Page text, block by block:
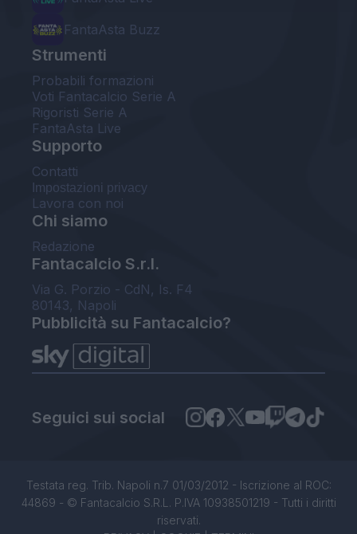
FantaAsta Buzz
Strumenti
Probabili formazioni
Voti Fantacalcio Serie A
Rigoristi Serie A
FantaAsta Live
Supporto
Contatti
Impostazioni privacy
Lavora con noi
Chi siamo
Redazione
Fantacalcio S.r.l.
Via G. Porzio - CdN, Is. F4
80143, Napoli
Pubblicità su Fantacalcio?
Seguici sui social
Testata reg. Trib. Napoli n.7 01/03/2012 - Iscrizione al ROC:
44869 - © Fantacalcio S.R.L. P.IVA 10938501219 - Tutti i diritti
riservati.